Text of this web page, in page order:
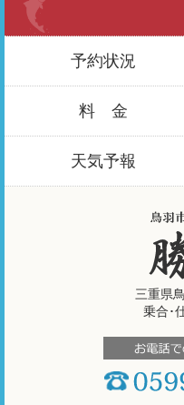
予約状況
料 金
天気予報
三重県
乗合･